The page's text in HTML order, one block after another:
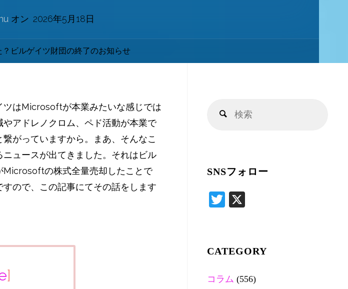
オン 2026年5月18日
？ビルゲイツ財団の終了のお知らせ
ツはMicrosoftが本業みたいな感じでは
アドレノクロム、ペド活動が本業で
がっていますから。まあ、そんなこ
ュースが出てきました。それはビル
Microsoftの株式全量売却したことで
ので、この記事にてその話をします
]
検
SNSフォロー
T
r
CATEGORY
コラム (556)